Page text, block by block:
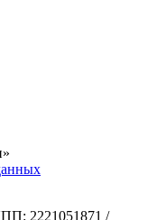
2221051871 /